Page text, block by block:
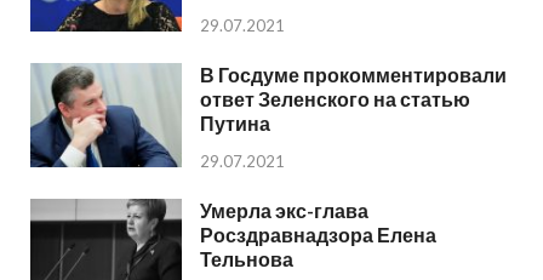
29.07.2021
В Госдуме прокомментировали
ответ Зеленского на статью
Путина
29.07.2021
Умерла экс-глава
Росздравнадзора Елена
Тельнова